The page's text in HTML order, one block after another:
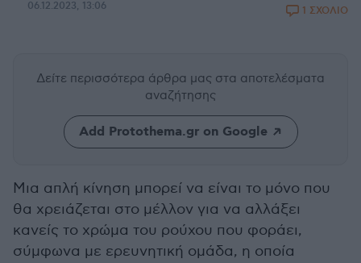
06.12.2023, 13:06 1 ΣΧΟΛΙΟ
Δείτε περισσότερα άρθρα μας στα αποτελέσματα
αναζήτησης
Add Protothema.gr on Google
Μια απλή κίνηση μπορεί να είναι το μόνο που
θα χρειάζεται στο μέλλον για να αλλάξει
κανείς το χρώμα του ρούχου που φοράει,
σύμφωνα με ερευνητική ομάδα, η οποία